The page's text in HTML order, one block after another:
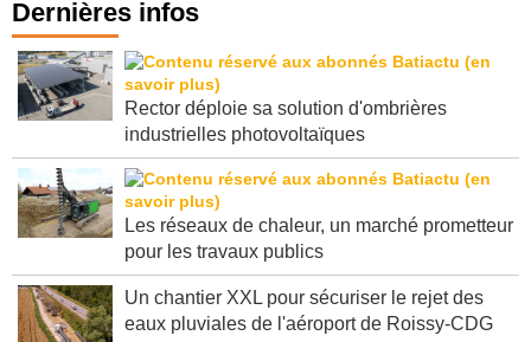
Dernières infos
Rector déploie sa solution d'ombrières
industrielles photovoltaïques
Les réseaux de chaleur, un marché prometteur
pour les travaux publics
Un chantier XXL pour sécuriser le rejet des
eaux pluviales de l'aéroport de Roissy-CDG